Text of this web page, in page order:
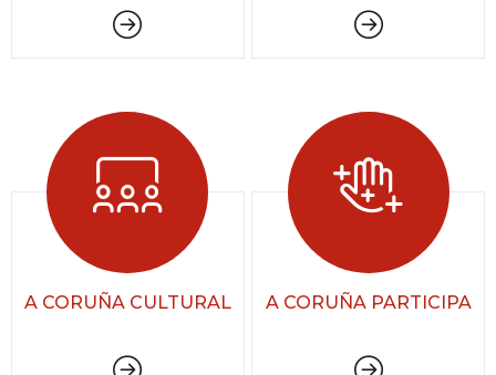
A CORUÑA CULTURAL A CORUÑA PARTICIPA